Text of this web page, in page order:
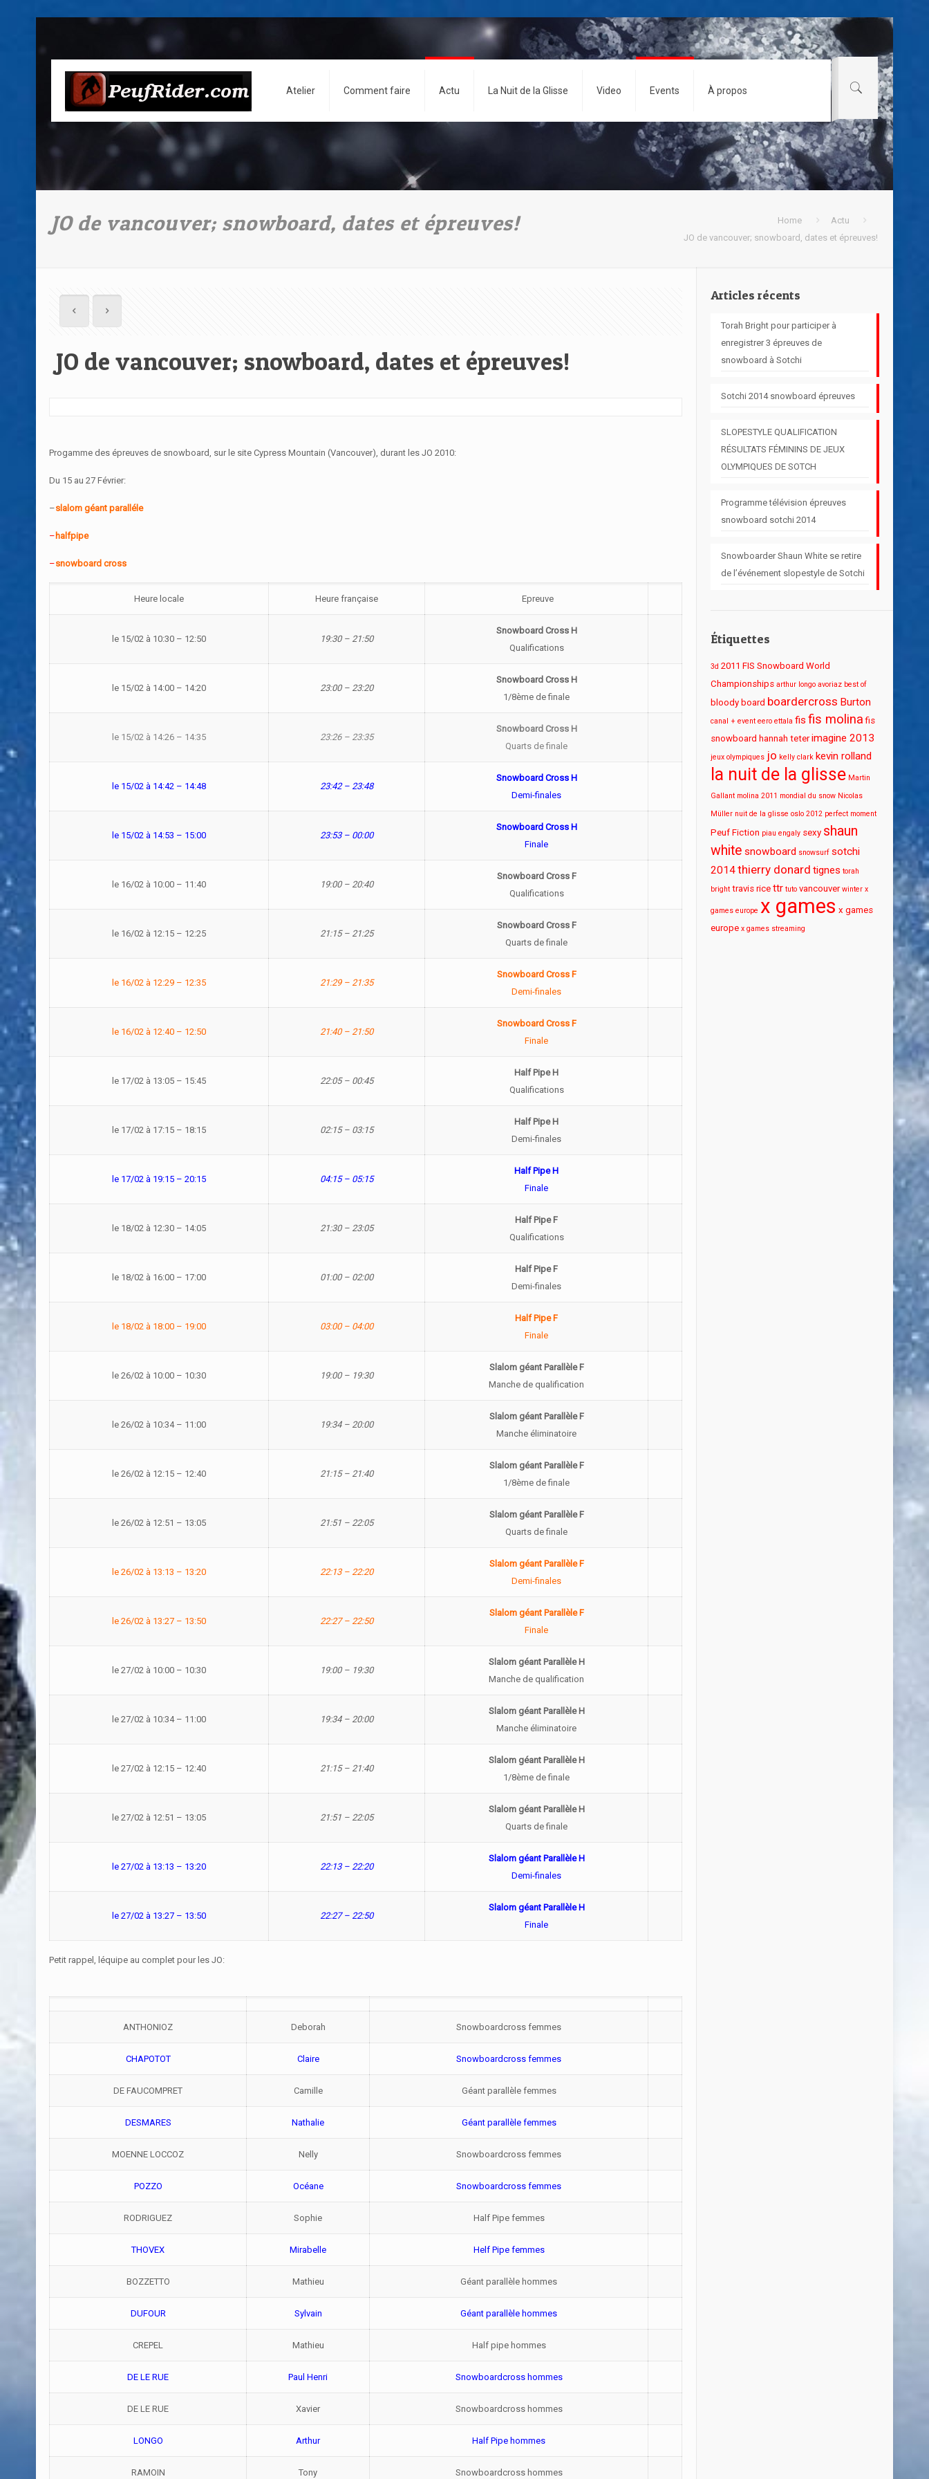
Atelier Comment faire Actu La Nuit de la Glisse Video Events À propos
JO de vancouver; snowboard, dates et épreuves! Home
Actu
JO de vancouver; snowboard, dates et épreuves!
JO de vancouver; snowboard, dates et épreuves!
Progamme des épreuves de snowboard, sur le site Cypress Mountain (Vancouver), durant les JO 2010:
Du 15 au 27 Février:
–slalom géant paralléle
– halfpipe
–snowboard cross
Heure locale Heure française Epreuve
le 15/02 à 10:30 – 12:50 19:30 – 21:50
Snowboard Cross H
Qualifications
le 15/02 à 14:00 – 14:20 23:00 – 23:20
Snowboard Cross H
1/8ème de finale
le 15/02 à 14:26 – 14:35 23:26 – 23:35
Snowboard Cross H
Quarts de finale
le 15/02 à 14:42 – 14:48 23:42 – 23:48
Snowboard Cross H
Demi-finales
le 15/02 à 14:53 – 15:00 23:53 – 00:00
Snowboard Cross H
Finale
le 16/02 à 10:00 – 11:40 19:00 – 20:40
Snowboard Cross F
Qualifications
le 16/02 à 12:15 – 12:25 21:15 – 21:25
Snowboard Cross F
Quarts de finale
le 16/02 à 12:29 – 12:35 21:29 – 21:35
Snowboard Cross F
Demi-finales
le 16/02 à 12:40 – 12:50 21:40 – 21:50
Snowboard Cross F
Finale
le 17/02 à 13:05 – 15:45 22:05 – 00:45
Half Pipe H
Qualifications
le 17/02 à 17:15 – 18:15 02:15 – 03:15
Half Pipe H
Demi-finales
le 17/02 à 19:15 – 20:15 04:15 – 05:15
Half Pipe H
Finale
le 18/02 à 12:30 – 14:05 21:30 – 23:05
Half Pipe F
Qualifications
le 18/02 à 16:00 – 17:00 01:00 – 02:00
Half Pipe F
Demi-finales
le 18/02 à 18:00 – 19:00 03:00 – 04:00
Half Pipe F
Finale
le 26/02 à 10:00 – 10:30 19:00 – 19:30
Slalom géant Parallèle F
Manche de qualification
le 26/02 à 10:34 – 11:00 19:34 – 20:00
Slalom géant Parallèle F
Manche éliminatoire
le 26/02 à 12:15 – 12:40 21:15 – 21:40
Slalom géant Parallèle F
1/8ème de finale
le 26/02 à 12:51 – 13:05 21:51 – 22:05
Slalom géant Parallèle F
Quarts de finale
le 26/02 à 13:13 – 13:20 22:13 – 22:20
Slalom géant Parallèle F
Demi-finales
le 26/02 à 13:27 – 13:50 22:27 – 22:50
Slalom géant Parallèle F
Finale
le 27/02 à 10:00 – 10:30 19:00 – 19:30
Slalom géant Parallèle H
Manche de qualification
le 27/02 à 10:34 – 11:00 19:34 – 20:00
Slalom géant Parallèle H
Manche éliminatoire
le 27/02 à 12:15 – 12:40 21:15 – 21:40
Slalom géant Parallèle H
1/8ème de finale
le 27/02 à 12:51 – 13:05 21:51 – 22:05
Slalom géant Parallèle H
Quarts de finale
le 27/02 à 13:13 – 13:20 22:13 – 22:20
Slalom géant Parallèle H
Demi-finales
le 27/02 à 13:27 – 13:50 22:27 – 22:50
Slalom géant Parallèle H
Finale
Petit rappel, léquipe au complet pour les JO:
ANTHONIOZ Deborah Snowboardcross femmes
CHAPOTOT Claire Snowboardcross femmes
DE FAUCOMPRET Camille Géant parallèle femmes
DESMARES Nathalie Géant parallèle femmes
MOENNE LOCCOZ Nelly Snowboardcross femmes
POZZO Océane Snowboardcross femmes
RODRIGUEZ Sophie Half Pipe femmes
THOVEX Mirabelle Helf Pipe femmes
BOZZETTO Mathieu Géant parallèle hommes
DUFOUR Sylvain Géant parallèle hommes
CREPEL Mathieu Half pipe hommes
DE LE RUE Paul Henri Snowboardcross hommes
DE LE RUE Xavier Snowboardcross hommes
LONGO Arthur Half Pipe hommes
RAMOIN Tony Snowboardcross hommes
Articles récents
Torah Bright pour participer à
enregistrer 3 épreuves de
snowboard à Sotchi
Sotchi 2014 snowboard épreuves
SLOPESTYLE QUALIFICATION
RÉSULTATS FÉMININS DE JEUX
OLYMPIQUES DE SOTCH
Programme télévision épreuves
snowboard sotchi 2014
Snowboarder Shaun White se retire
de l’événement slopestyle de Sotchi
Étiquettes
3d 2011 FIS Snowboard World
Championships arthur longo avoriaz best of
bloody board boardercross Burton
canal + event eero ettala fis fis molina fis
snowboard hannah teter imagine 2013
jeux olympiques jo kelly clark kevin rolland
la nuit de la glisse Martin
Gallant molina 2011 mondial du snow Nicolas
Müller nuit de la glisse oslo 2012 perfect moment
Peuf Fiction piau engaly sexy shaun
white snowboard snowsurf sotchi
2014thierry donard tignes torah
bright travis rice ttr tuto vancouver winter x
games europe x games x games
europe x games streaming